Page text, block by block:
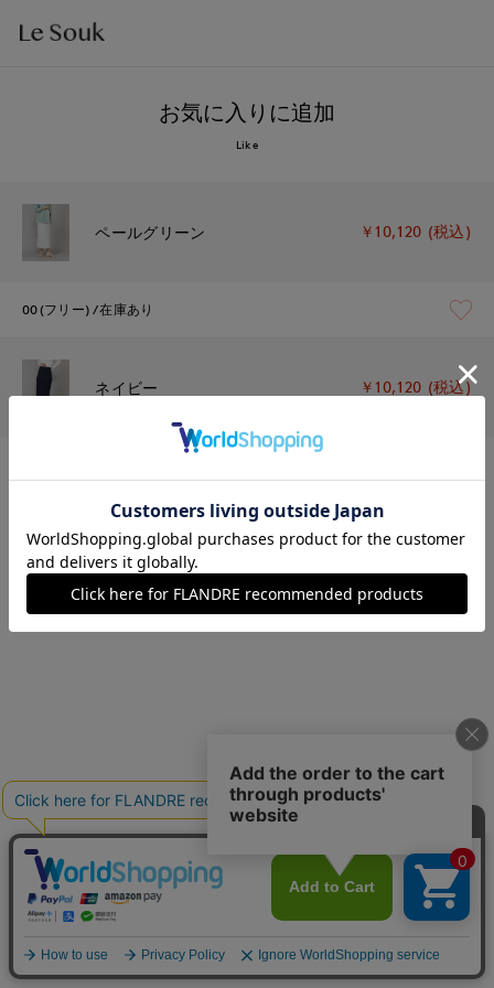
お気に入りに追加
Like
ペールグリーン ￥10,120 (税込)
00(フリー) 在庫あり
ネイビー ￥10,120 (税込)